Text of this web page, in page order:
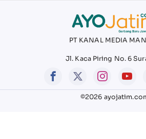
PT KANAL MEDIA
Jl. Kaca Piring No. 6
©2026